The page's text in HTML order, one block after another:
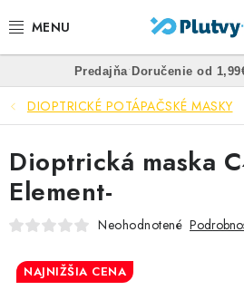
na
PLÁVANIE
ŠNORCHLOVANIE
FREEDIVING
SPEARFISHING
POTÁPANIE
Predajňa• Doručenie od
DIOPTRICKÉ POTÁPAČSKÉ MASKY
Dioptrická maska
Element-
Neohodnotené
NAJNIŽŠIA CENA